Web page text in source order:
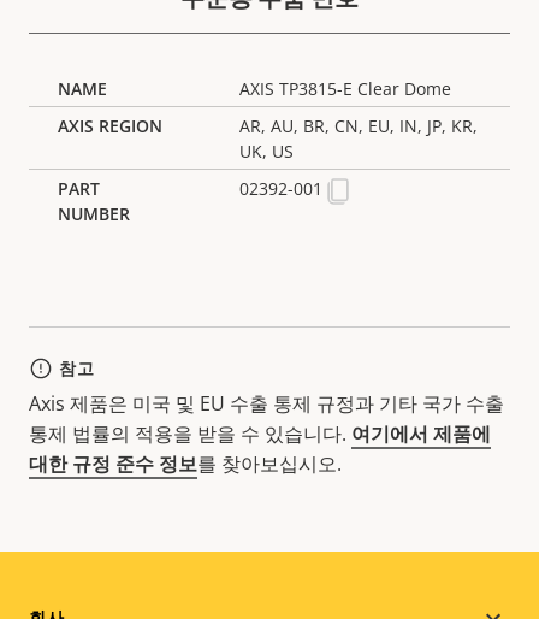
AXIS TP3815-E Clear Dome
AR, AU, BR, CN, EU, IN, JP, KR,
UK, US
02392-001
참고
Axis 제품은 미국 및 EU 수출 통제 규정과 기타 국가 수출
통제 법률의 적용을 받을 수 있습니다. 여기에서 제품에
대한 규정 준수 정보를 찾아보십시오.